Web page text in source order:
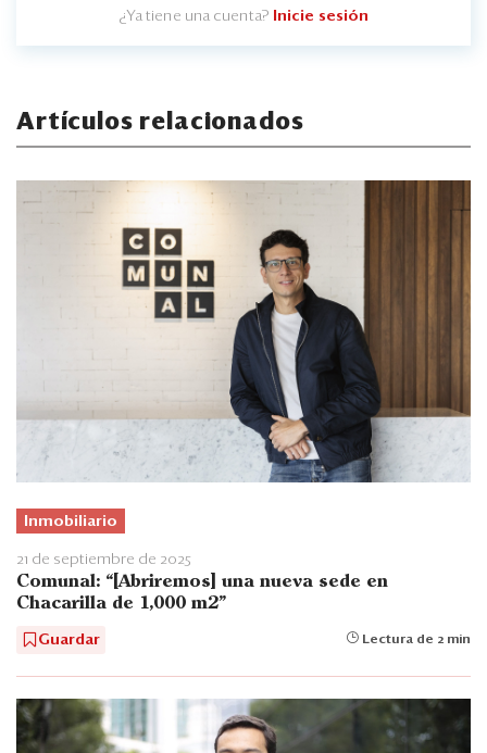
¿Ya tiene una cuenta? Inicie sesión
Artículos relacionados
Inmobiliario
21 de septiembre de 2025
Comunal: “[Abriremos] una nueva sede en
Chacarilla de 1,000 m2”
Guardar Lectura de 2 min